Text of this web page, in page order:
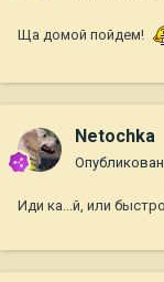
Ща домой пойдем!
Netochka
Иди ка...й, или